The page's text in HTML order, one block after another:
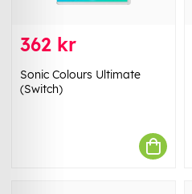
362 kr
Sonic Colours Ultimate
(Switch)